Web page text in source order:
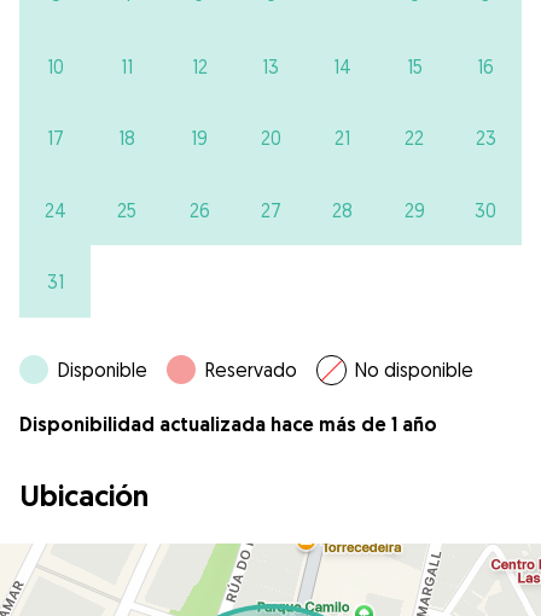
10 11 12 13 14 15 16
17 18 19 20 21 22 23
24 25 26 27 28 29 30
31
Disponible Reservado No disponible
Disponibilidad actualizada hace más de 1 año
Ubicación